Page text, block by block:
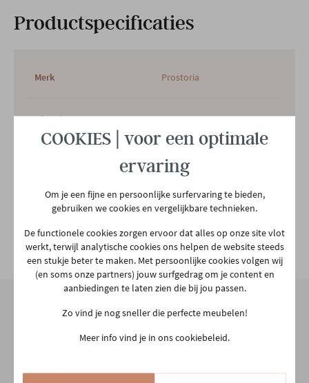
Productspecificaties
Bekijk alle specificiaties
Merk Prostoria
Afmetingen B 58 x H 79 x D 53 CM
2 jaar
Zitdiepte 45 cm
Zithoogte 43 cm
Plaats productie Europees
Hoofdmateriaal
Onze winkel
2500 Lier
COOKIES | voor een optimale
ervaring
Om je een fijne en persoonlijke surfervaring te bieden,
gebruiken we cookies en vergelijkbare technieken.
De functionele cookies zorgen ervoor dat alles op onze site vlot
werkt, terwijl analytische cookies ons helpen de website steeds
een stukje beter te maken. Met persoonlijke cookies volgen wij
(en soms onze partners) jouw surfgedrag om je content en
aanbiedingen te laten zien die bij jou passen.
Zo vind je nog sneller die perfecte meubelen!
Meer info vind je in ons cookiebeleid.